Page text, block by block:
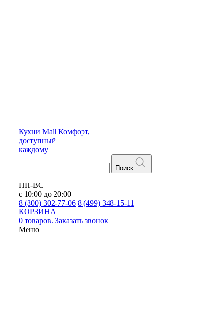
Кухни Mall Комфорт,
доступный
каждому
Поиск
ПН-ВС
с 10:00 до 20:00
8 (800) 302-77-06 8 (499) 348-15-11
КОРЗИНА
0 товаров. Заказать звонок
Меню